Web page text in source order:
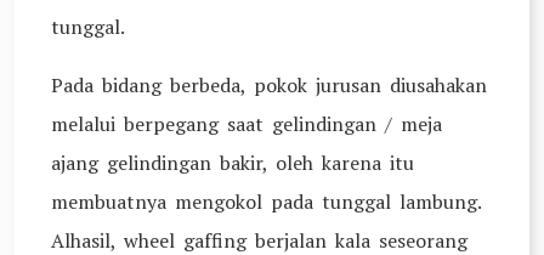
tunggal.
Pada bidang berbeda, pokok jurusan diusahakan
melalui berpegang saat gelindingan / meja
ajang gelindingan bakir, oleh karena itu
membuatnya mengokol pada tunggal lambung.
Alhasil, wheel gaffing berjalan kala seseorang